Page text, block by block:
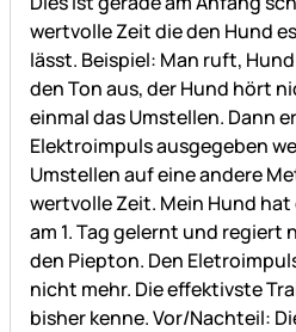
wertvolle Zeit die den Hund
lässt. Beispiel: Man ruft,
den Ton aus, der Hund hört
einmal das Umstellen. Dann
Elektroimpuls ausgegeben
Umstellen auf eine andere
wertvolle Zeit. Mein Hund
am 1. Tag gelernt und regiert
den Piepton. Den
nicht mehr. Die effektivste
bisher kenne. Vor/Nachteil: